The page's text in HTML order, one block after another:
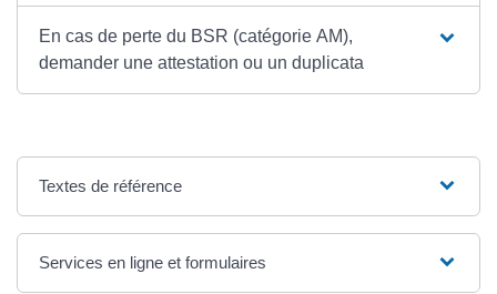
En cas de perte du BSR (catégorie AM),
demander une attestation ou un duplicata
Textes de référence
Services en ligne et formulaires